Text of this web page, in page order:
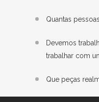
Quantas
Devemos
trabalhar com
Que peças